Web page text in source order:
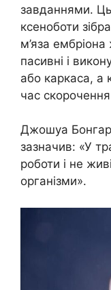
завданнями.
ксеноботи
м’яза
пасивні і
або каркаса, а
час
Джошуа
зазначив: «У
роботи і не
організми».